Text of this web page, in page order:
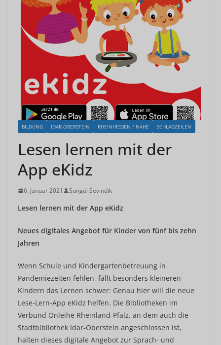
BILDUNG IDAR-OBERSTEIN RHEINHESSEN / NAHE SCHLAGZEILEN
Lesen lernen mit der
App eKidz
6. Januar 2021 Songül Sevindik
Lesen lernen mit der App eKidz
Neues digitales Angebot für Kinder von fünf bis zehn
Jahren
Wenn Schule und Kindergartenbetreuung in
Pandemiezeiten fehlen, fällt besonders kleineren
Kindern das Lernen schwer: Genau hier will die neue
Lese-Lern-App eKidz helfen. Die Bibliotheken im
Verbund Onleihe Rheinland-Pfalz, an dem auch die
Stadtbibliothek Idar-Oberstein angeschlossen ist,
halten dieses digitale Angebot zur Sprach- und